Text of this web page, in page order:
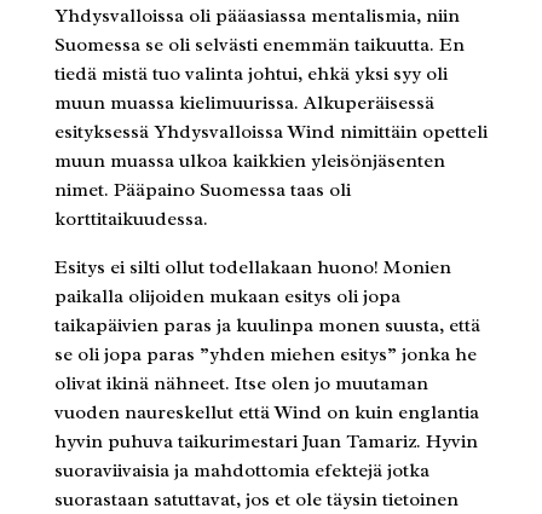
Yhdysvalloissa oli pääasiassa mentalismia, niin
Suomessa se oli selvästi enemmän taikuutta. En
tiedä mistä tuo valinta johtui, ehkä yksi syy oli
muun muassa kielimuurissa. Alkuperäisessä
esityksessä Yhdysvalloissa Wind nimittäin opetteli
muun muassa ulkoa kaikkien yleisönjäsenten
nimet. Pääpaino Suomessa taas oli
korttitaikuudessa.
Esitys ei silti ollut todellakaan huono! Monien
paikalla olijoiden mukaan esitys oli jopa
taikapäivien paras ja kuulinpa monen suusta, että
se oli jopa paras ”yhden miehen esitys” jonka he
olivat ikinä nähneet. Itse olen jo muutaman
vuoden naureskellut että Wind on kuin englantia
hyvin puhuva taikurimestari Juan Tamariz. Hyvin
suoraviivaisia ja mahdottomia efektejä jotka
suorastaan satuttavat, jos et ole täysin tietoinen